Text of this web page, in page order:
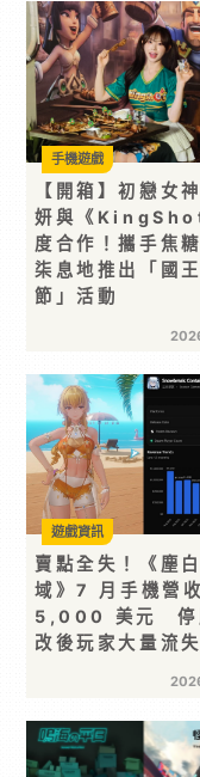
【開箱】初戀女
妍與《
度合作！攜手焦糖
柒息地推出「國
節」活動
手機遊戲
賣點全失！《塵
域》7 月手機營
5,000 美元 停
改後玩家大量流失
遊戲資訊